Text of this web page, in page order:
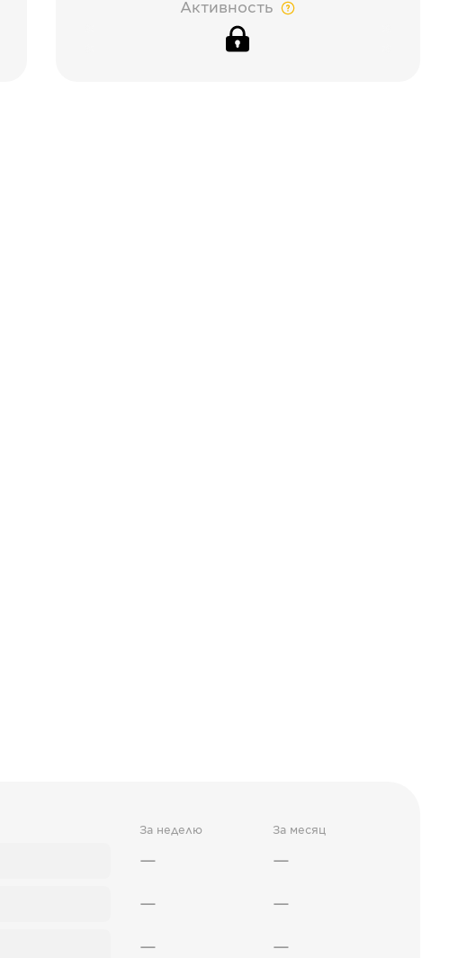
Активность
За неделю За месяц
— —
— —
— —